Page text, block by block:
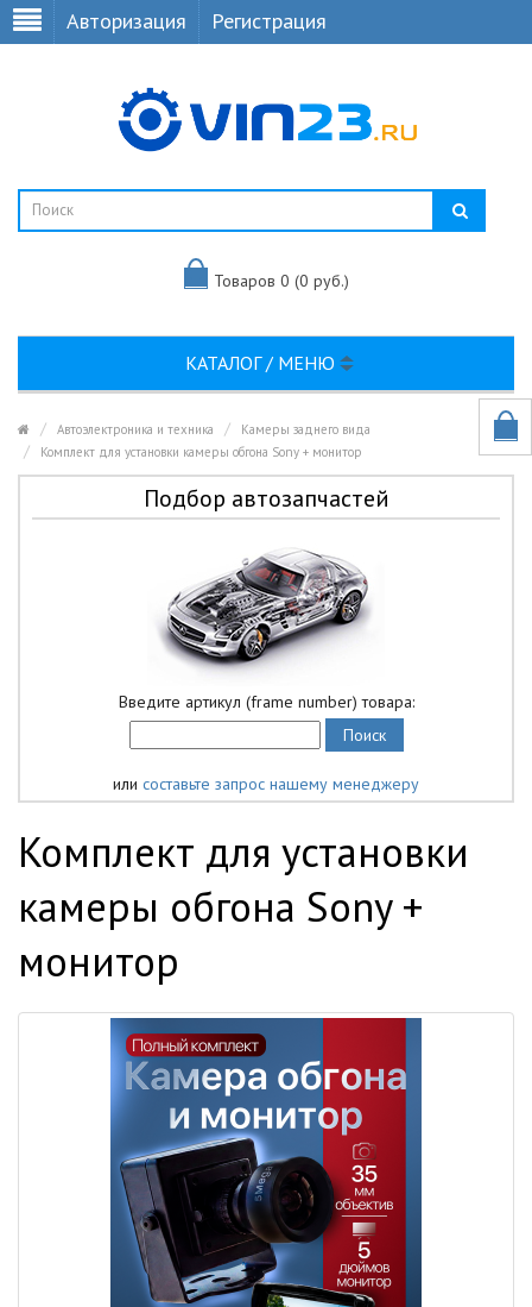
Авторизация Регистрация
Товаров 0 (0 руб.)
КАТАЛОГ / МЕНЮ
Автоэлектроника и техника
Камеры заднего вида
Комплект для установки камеры обгона Sony + монитор
Подбор автозапчастей
Введите артикул (frame number) товара:
или составьте запрос нашему менеджеру
Комплект для установки
камеры обгона Sony +
монитор